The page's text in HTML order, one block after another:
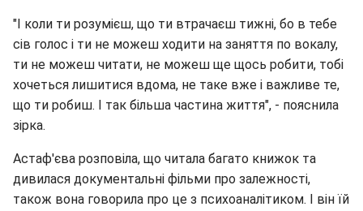
"І коли ти розумієш, що ти втрачаєш тижні, бо в тебе
сів голос і ти не можеш ходити на заняття по вокалу,
ти не можеш читати, не можеш ще щось робити, тобі
хочеться лишитися вдома, не таке вже і важливе те,
що ти робиш. І так більша частина життя", - пояснила
зірка.
Астаф'єва розповіла, що читала багато книжок та
дивилася документальні фільми про залежності,
також вона говорила про це з психоаналітиком. І він їй